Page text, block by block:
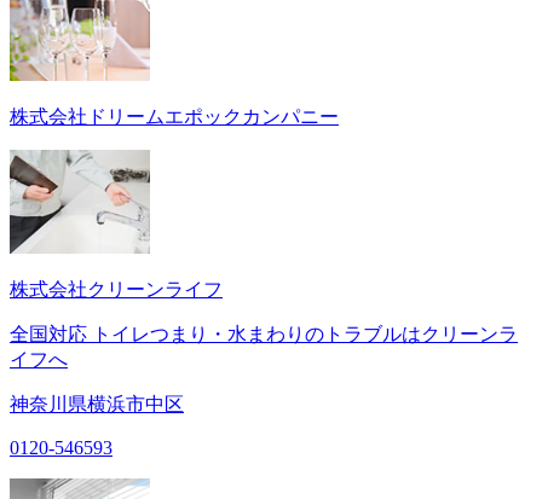
株式会社ドリームエポックカンパニー
株式会社クリーンライフ
全国対応 トイレつまり・水まわりのトラブルはクリーンラ
イフへ
神奈川県横浜市中区
0120-546593